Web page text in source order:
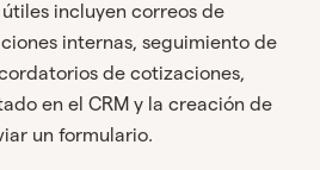
incluyen correos de
internas, seguimiento de
de cotizaciones,
en el CRM y la creación de
un formulario.